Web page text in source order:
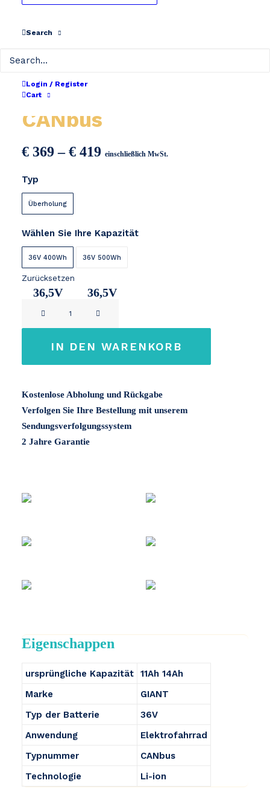
Search
Login / Register
Cart
Giant Energypak 36V
CANbus
€ 369 –€ 419Preisspanne:
einschließlich MwSt.
Typ
Überholung
Wählen Sie Ihre Kapazität
36V 400Wh
36,5V
36V 500Wh
36,5V
Zurücksetzen
CANbus
IN DEN WARENKORB
Kostenlose Abholung und Rückgabe
Verfolgen Sie Ihre Bestellung mit unserem
Sendungsverfolgungssystem
2 Jahre Garantie
Eigenschappen
ursprüngliche Kapazität
11Ah 14Ah
Marke
GIANT
Typ der Batterie
36V
Anwendung
Elektrofahrrad
Typnummer
CANbus
Technologie
Li-ion